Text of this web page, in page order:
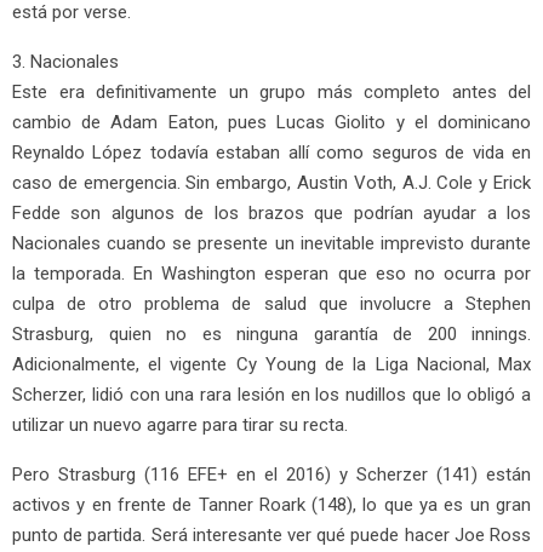
está por verse.
3. Nacionales
Este era definitivamente un grupo más completo antes del
cambio de Adam Eaton, pues Lucas Giolito y el dominicano
Reynaldo López todavía estaban allí como seguros de vida en
caso de emergencia. Sin embargo, Austin Voth, A.J. Cole y Erick
Fedde son algunos de los brazos que podrían ayudar a los
Nacionales cuando se presente un inevitable imprevisto durante
la temporada. En Washington esperan que eso no ocurra por
culpa de otro problema de salud que involucre a Stephen
Strasburg, quien no es ninguna garantía de 200 innings.
Adicionalmente, el vigente Cy Young de la Liga Nacional, Max
Scherzer, lidió con una rara lesión en los nudillos que lo obligó a
utilizar un nuevo agarre para tirar su recta.
Pero Strasburg (116 EFE+ en el 2016) y Scherzer (141) están
activos y en frente de Tanner Roark (148), lo que ya es un gran
punto de partida. Será interesante ver qué puede hacer Joe Ross